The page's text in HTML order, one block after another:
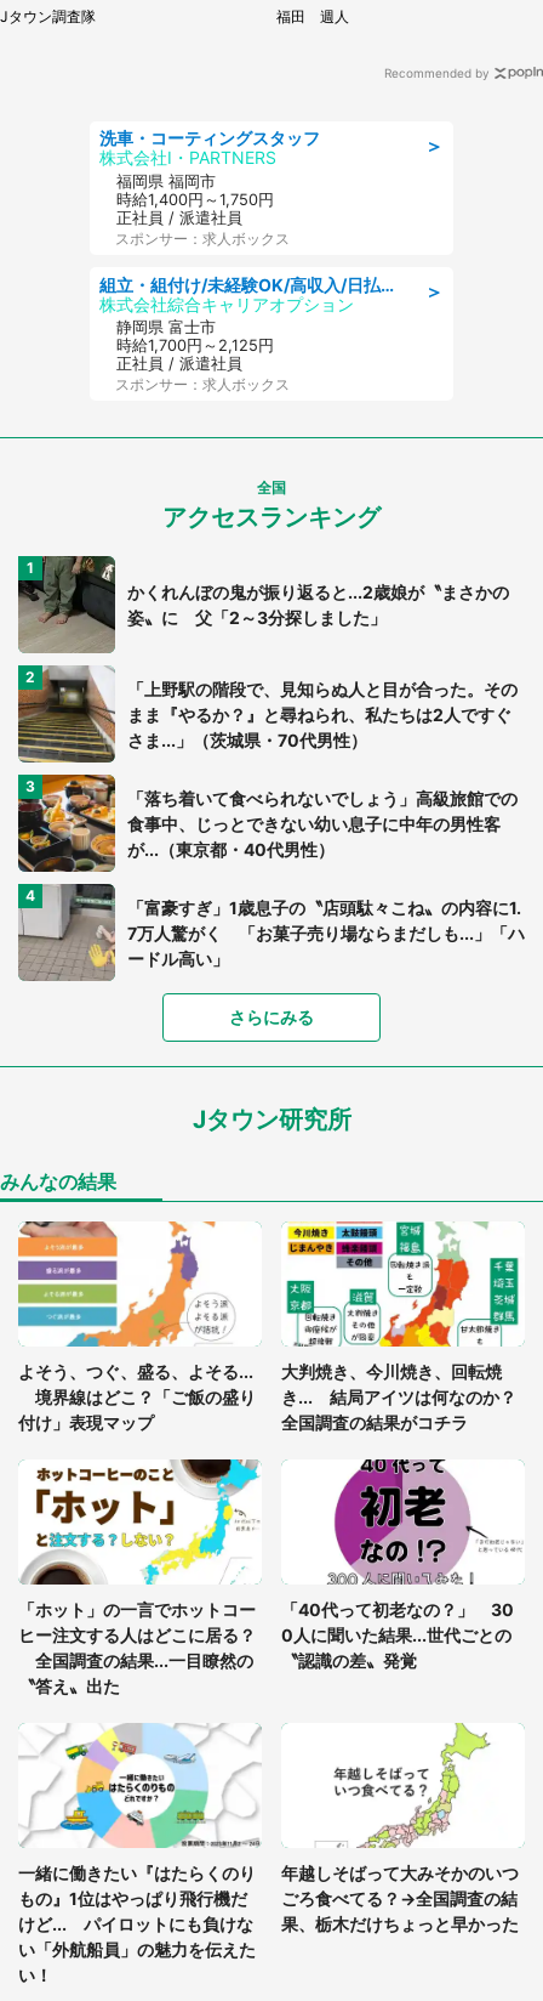
販売【8／3～10／16】
Jタウン調査隊 に5.3万人驚がく
福田 週人
Recommended by
＞
洗車・コーティングスタッフ
株式会社I・PARTNERS
福岡県 福岡市
時給1,400円～1,750円
正社員 / 派遣社員
スポンサー：求人ボックス
＞
組立・組付け/未経験OK/高収入/日払いOK/交替制/20・30・40代活躍中
株式会社綜合キャリアオプション
静岡県 富士市
時給1,700円～2,125円
正社員 / 派遣社員
スポンサー：求人ボックス
全国
アクセスランキング
かくれんぼの鬼が振り返ると...2歳娘が〝まさかの
姿〟に 父「2～3分探しました」
「上野駅の階段で、見知らぬ人と目が合った。その
まま『やるか？』と尋ねられ、私たちは2人ですぐ
さま...」（茨城県・70代男性）
「落ち着いて食べられないでしょう」高級旅館での
食事中、じっとできない幼い息子に中年の男性客
が...（東京都・40代男性）
「富豪すぎ」1歳息子の〝店頭駄々こね〟の内容に1.
7万人驚がく 「お菓子売り場ならまだしも...」「ハ
ードル高い」
あまりにも四角すぎる猫、激写される 「これもう
家に〝デカい蛾〟が居座り続けて3日間...ビビり続
「○○がない街に住んでいます」住人の呟きに30万
人驚がく 何が存在しないか、あなたはわかる？
「閉所恐怖症の私は新幹線で大パニック。隣席の青
年に『手を繋いで』とお願いしたら...」 体験談に
8万人感動
知らぬおじいさんがわざわざ声をかけてきて（兵庫
県・30代女性）
「ゾワゾワする」「本当に気持ち悪い」 道端でバ
グっちゃってた〝野生の野菜〟に6.5万人戦慄
さらにみる
Jタウン研究所
みんなの結果
よそう、つぐ、盛る、よそる...
境界線はどこ？「ご飯の盛り
付け」表現マップ
大判焼き、今川焼き、回転焼
き... 結局アイツは何なのか？
全国調査の結果がコチラ
「ホット」の一言でホットコー
ヒー注文する人はどこに居る？
全国調査の結果...一目瞭然の
〝答え〟出た
「40代って初老なの？」 30
0人に聞いた結果...世代ごとの
〝認識の差〟発覚
一緒に働きたい『はたらくのり
もの』1位はやっぱり飛行機だ
けど... パイロットにも負けな
い「外航船員」の魅力を伝えた
い！
年越しそばって大みそかのいつ
ごろ食べてる？→全国調査の結
果、栃木だけちょっと早かった